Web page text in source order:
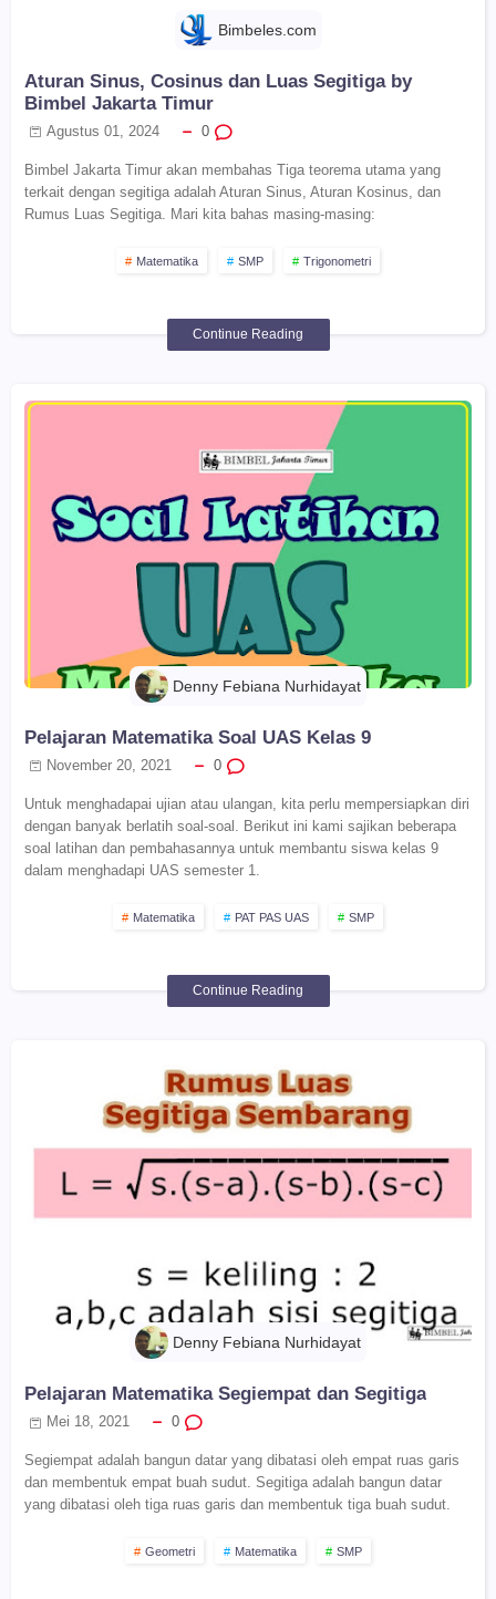
Aturan Sinus, Cosinus dan Luas Segitiga by
Bimbel Jakarta Timur
Agustus 01, 2024 0
Bimbel Jakarta Timur akan membahas Tiga teorema utama yang
terkait dengan segitiga adalah Aturan Sinus, Aturan Kosinus, dan
Rumus Luas Segitiga. Mari kita bahas masing-masing:
Matematika SMP Trigonometri
Bimbeles.com
Continue Reading
Pelajaran Matematika Soal UAS Kelas 9
November 20, 2021 0
Untuk menghadapai ujian atau ulangan, kita perlu mempersiapkan diri
dengan banyak berlatih soal-soal. Berikut ini kami sajikan beberapa
soal latihan dan pembahasannya untuk membantu siswa kelas 9
dalam menghadapi UAS semester 1.
Matematika PAT PAS UAS SMP
Denny Febiana Nurhidayat
Continue Reading
Pelajaran Matematika Segiempat dan Segitiga
Mei 18, 2021 0
Segiempat adalah bangun datar yang dibatasi oleh empat ruas garis
dan membentuk empat buah sudut. Segitiga adalah bangun datar
yang dibatasi oleh tiga ruas garis dan membentuk tiga buah sudut.
Geometri Matematika SMP
Denny Febiana Nurhidayat